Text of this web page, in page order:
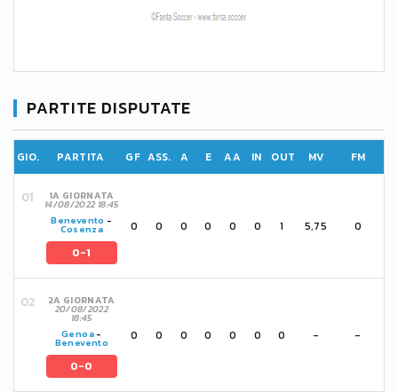
PARTITE DISPUTATE
GIO. PARTITA GF ASS. A E AA IN OUT MV FM
1A GIORNATA
14/08/2022 18:45
Benevento -
Cosenza
0-1
0 0 0 0 0 0 1 5,75 0
2A GIORNATA
20/08/2022
18:45
Genoa-
Benevento
0-0
0 0 0 0 0 0 0 - -